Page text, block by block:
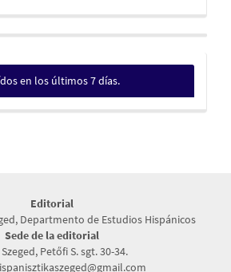
en los últimos 7 días.
Editorial
Departmento de Estudios Hispánicos
Sede de la editorial
Petőfi S. sgt. 30-34.